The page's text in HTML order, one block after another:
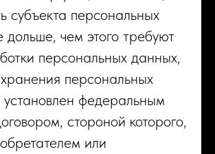
субъекта персональных
дольше, чем этого требуют
персональных данных,
персональных
федеральным
стороной которого,
или